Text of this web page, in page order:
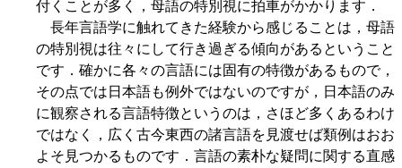
付くことが多く，母語の特別視に拍車がかかります．
長年言語学に触れてきた経験から感じることは，母語
の特別視は往々にして行き過ぎる傾向があるということ
です．確かに各々の言語には固有の特徴があるもので，
その点では日本語も例外ではないのですが，日本語のみ
に観察される言語特徴というのは，さほど多くあるわけ
ではなく，広く古今東西の諸言語を見渡せば類例はおお
よそ見つかるものです．言語の素朴な疑問に関する直感